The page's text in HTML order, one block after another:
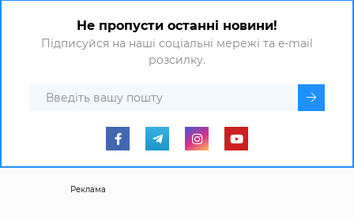
Не пропусти останні новини!
Підписуйся на наші соціальні мережі та e-mail
розсилку.
Реклама